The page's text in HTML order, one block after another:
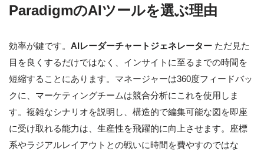
ParadigmのAIツールを選ぶ理由
効率が鍵です。 AIレーダーチャートジェネレーター ただ見た
目を良くするだけではなく、インサイトに至るまでの時間を
短縮することにあります。マネージャーは360度フィードバッ
クに、マーケティングチームは競合分析にこれを使用しま
す。複雑なシナリオを説明し、構造的で編集可能な図を即座
に受け取れる能力は、生産性を飛躍的に向上させます。座標
系やラジアルレイアウトとの戦いに時間を費やすのではな